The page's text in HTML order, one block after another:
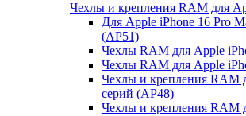
Чехлы и крепления RAM для
Для Apple iPhone 16 Pro
(AP51)
Чехлы RAM для Apple
Чехлы RAM для Apple
Чехлы и крепления RAM
серий (AP48)
Чехлы и крепления RAM